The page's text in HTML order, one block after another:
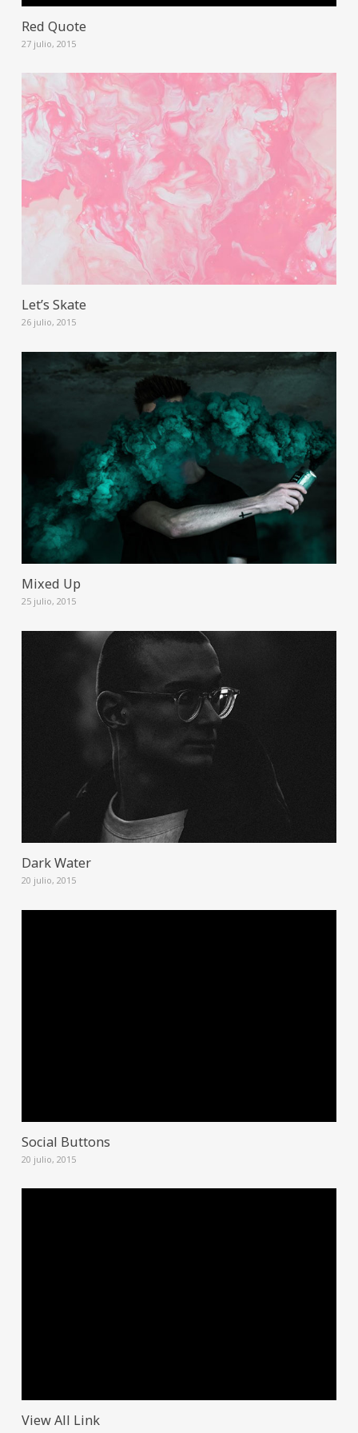
Red Quote
27 julio, 2015
Let’s Skate
26 julio, 2015
Mixed Up
25 julio, 2015
Dark Water
20 julio, 2015
Social Buttons
20 julio, 2015
View All Link